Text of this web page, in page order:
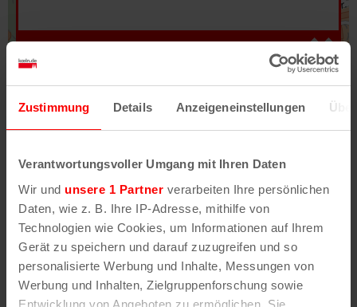
Zustimmung Details Anzeigeneinstellungen
Verantwortungsvoller Umgang mit Ihren Daten
Wir und unsere 1 Partner verarbeiten Ihre persönlichen
Daten, wie z. B. Ihre IP-Adresse, mithilfe von
Technologien wie Cookies, um Informationen auf Ihrem
Gerät zu speichern und darauf zuzugreifen und so
personalisierte Werbung und Inhalte, Messungen von
Werbung und Inhalten, Zielgruppenforschung sowie
Entwicklung von Angeboten zu ermöglichen. Sie
Fehler/Problem melden
Darstellung des RVR-Kartenwerks
Stadtplanwerk
erhältst Du unsere koeln.de-Karte mit vielen
weiteren Details wie z.B. Hausnummern.
Unser Stadtplan basiert auf Daten des
OpenStreetMap
-Projekts (
© OpenStreetMap
Mitwirkende
) und von OpenCycleMap.org